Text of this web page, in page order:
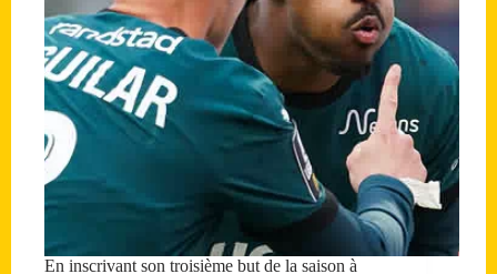
En inscrivant son troisième but de la saison à